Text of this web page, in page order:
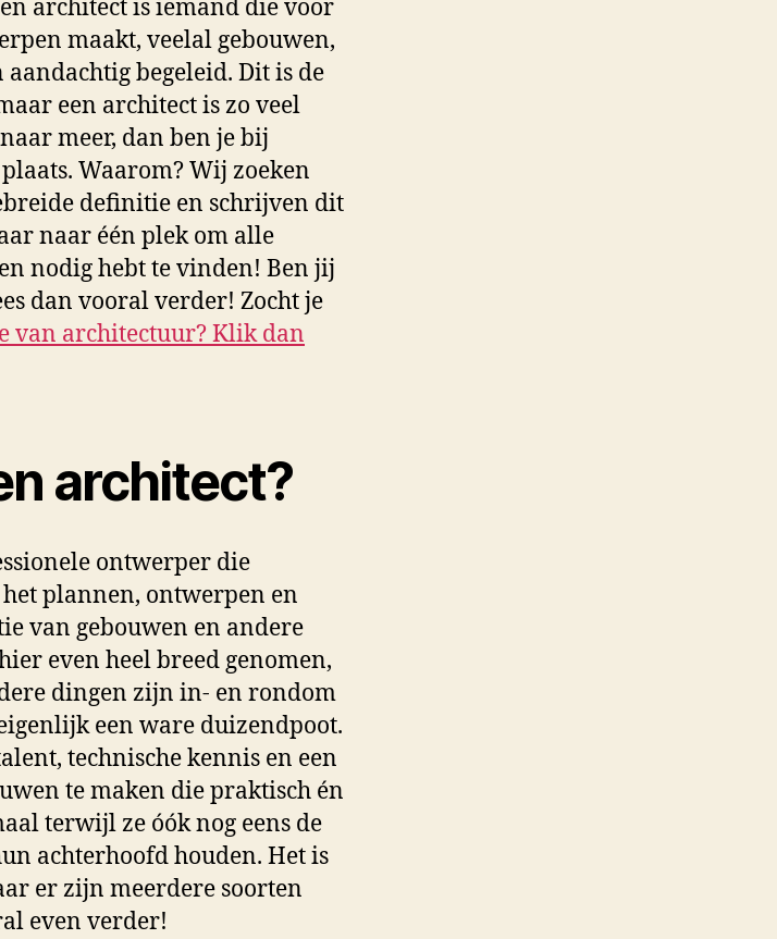
architect is iemand die voor
maakt, veelal gebouwen,
begeleid. Dit is de
een architect is zo veel
meer, dan ben je bij
Waarom? Wij zoeken
definitie en schrijven dit
naar één plek om alle
nodig hebt te vinden! Ben jij
dan vooral verder! Zocht je
van architectuur? Klik dan
architect?
ontwerper die
plannen, ontwerpen en
van gebouwen en andere
even heel breed genomen,
dingen zijn in- en rondom
een ware duizendpoot.
technische kennis en een
te maken die praktisch én
terwijl ze óók nog eens de
achterhoofd houden. Het is
er zijn meerdere soorten
even verder!